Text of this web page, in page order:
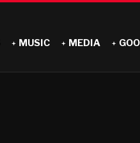
MUSIC MEDIA